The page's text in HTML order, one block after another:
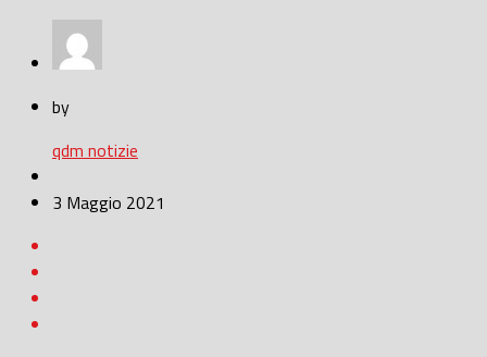
by
qdm notizie
3 Maggio 2021